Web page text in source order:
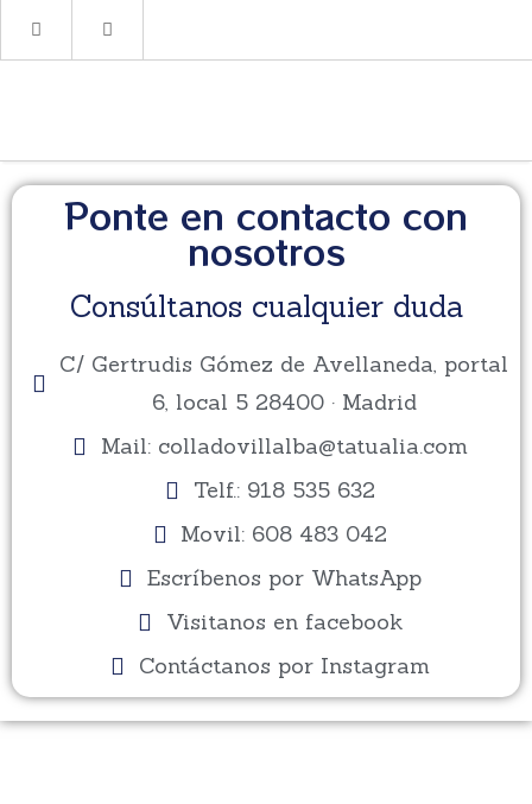
Ponte en contacto con
nosotros
Consúltanos cualquier duda
C/ Gertrudis Gómez de Avellaneda, portal
6, local 5 28400 · Madrid
Mail: colladovillalba@tatualia.com
Telf.: 918 535 632
Movil: 608 483 042
Escríbenos por WhatsApp
Visitanos en facebook
Contáctanos por Instagram